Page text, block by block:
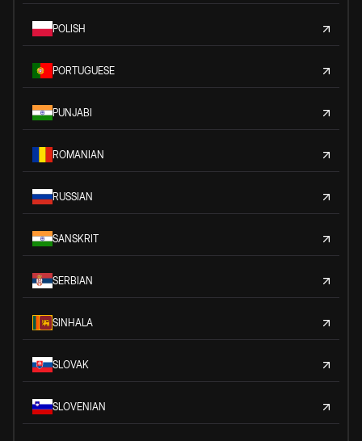
POLISH
PORTUGUESE
PUNJABI
ROMANIAN
RUSSIAN
SANSKRIT
SERBIAN
SINHALA
SLOVAK
SLOVENIAN